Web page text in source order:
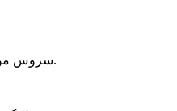
وڏي مقدار لاءِ OEM سروس موجود آهي، ڪارٽن تي لوگو پرنٽ ڪري سگھي ٿي.